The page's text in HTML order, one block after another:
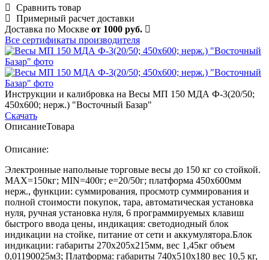
Сравнить товар
Примерный расчет доставки
Доставка по Москве от 1000 руб.
Все сертификаты производителя
Инструкции и калибровка на Весы МП 150 МДА Ф-3(20/50;
450х600; нерж.) "Восточный Базар"
Скачать
ОписаниеТовара
Описание:
Электронные напольные торговые весы до 150 кг со стойкой.
MAX=150кг; MIN=400г; e=20/50г; платформа 450х600мм
нерж., функции: суммирования, просмотр суммирования и
полной стоимости покупок, тара, автоматическая установка
нуля, ручная установка нуля, 6 программируемых клавиш
быстрого ввода цены, индикация: светодиодный блок
индикации на стойке, питание от сети и аккумулятора.Блок
индикации: габариты 270х205х215мм, вес 1,45кг объем
0,01190025м3; Платформа: габариты 740х510х180 вес 10,5 кг,